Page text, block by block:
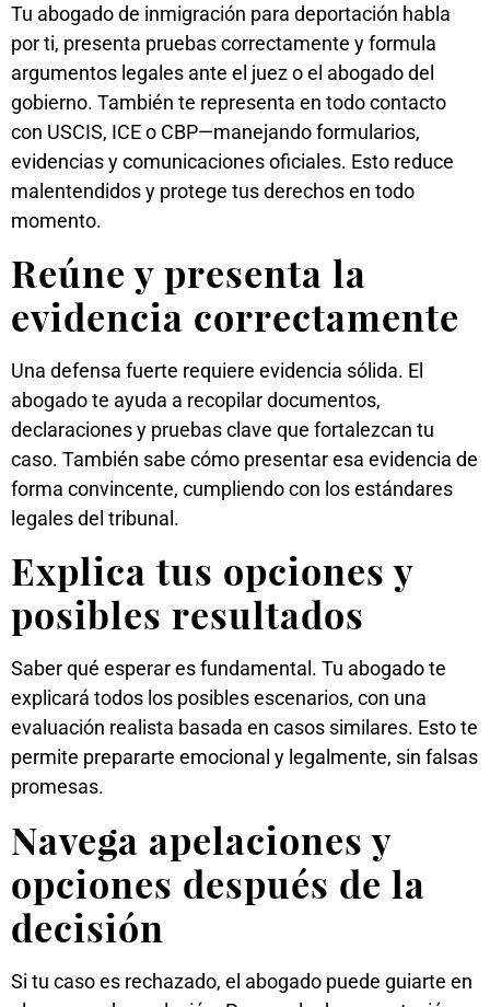
Tu abogado de inmigración para deportación habla
por ti, presenta pruebas correctamente y formula
argumentos legales ante el juez o el abogado del
gobierno. También te representa en todo contacto
con USCIS, ICE o CBP—manejando formularios,
evidencias y comunicaciones oficiales. Esto reduce
malentendidos y protege tus derechos en todo
momento.
Reúne y presenta la
evidencia correctamente
Una defensa fuerte requiere evidencia sólida. El
abogado te ayuda a recopilar documentos,
declaraciones y pruebas clave que fortalezcan tu
caso. También sabe cómo presentar esa evidencia de
forma convincente, cumpliendo con los estándares
legales del tribunal.
Explica tus opciones y
posibles resultados
Saber qué esperar es fundamental. Tu abogado te
explicará todos los posibles escenarios, con una
evaluación realista basada en casos similares. Esto te
permite prepararte emocional y legalmente, sin falsas
promesas.
Navega apelaciones y
opciones después de la
decisión
Si tu caso es rechazado, el abogado puede guiarte en